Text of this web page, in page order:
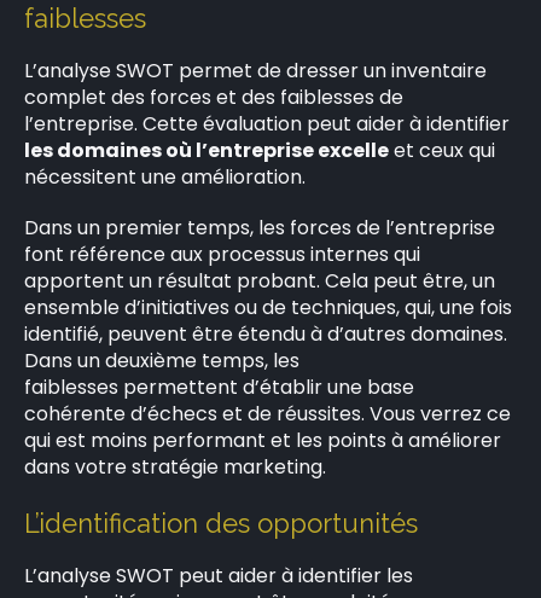
faiblesses
L’analyse SWOT permet de dresser un inventaire
complet des forces et des faiblesses de
l’entreprise. Cette évaluation peut aider à identifier
les domaines où l’entreprise excelleet ceux qui
nécessitent une amélioration.
Dans un premier temps, les forces de l’entreprise
font référence aux processus internes qui
apportent un résultat probant. Cela peut être, un
ensemble d’initiatives ou de techniques, qui, une fois
identifié, peuvent être étendu à d’autres domaines.
Dans un deuxième temps, les
faiblesses permettent d’établir une base
cohérente d’échecs et de réussites. Vous verrez ce
qui est moins performant et les points à améliorer
dans votre stratégie marketing.
L’identification des opportunités
L’analyse SWOT peut aider à identifier les